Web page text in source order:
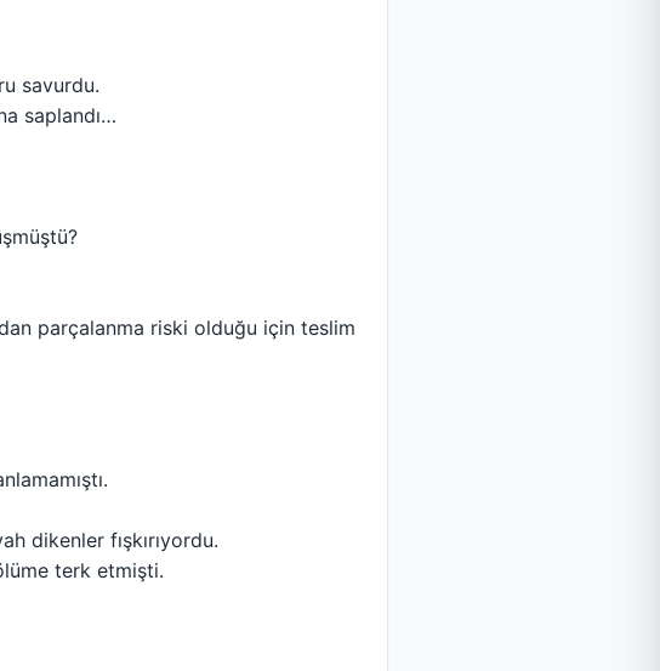
savurdu.
saplandı…
parçalanma riski olduğu için teslim
dikenler fışkırıyordu.
terk etmişti.